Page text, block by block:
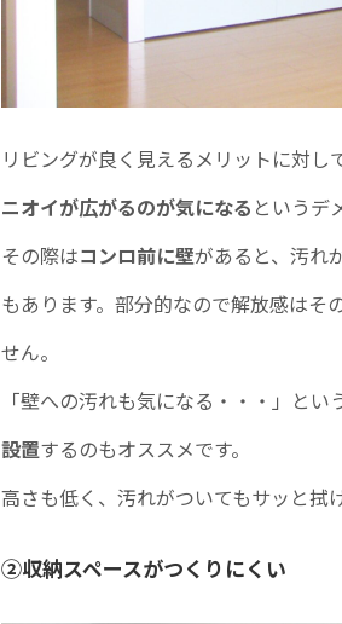
リビングが良く見えるメリットに対し
ニオイが広がるのが気になる というデ
その際はコンロ前に壁があると、汚れ
もあります。部分的なので解放感はそ
せん。
「壁への汚れも気になる・・・」と
設置するのもオススメです。
高さも低く、汚れがついてもサッと拭
②収納スペースがつくりにくい